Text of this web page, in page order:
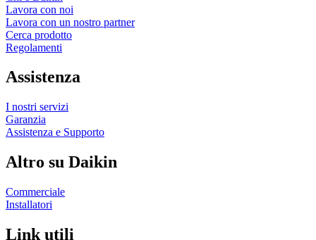
Lavora con noi
Lavora con un nostro partner
Cerca prodotto
Regolamenti
Assistenza
I nostri servizi
Garanzia
Assistenza e Supporto
Altro su Daikin
Commerciale
Installatori
Link utili